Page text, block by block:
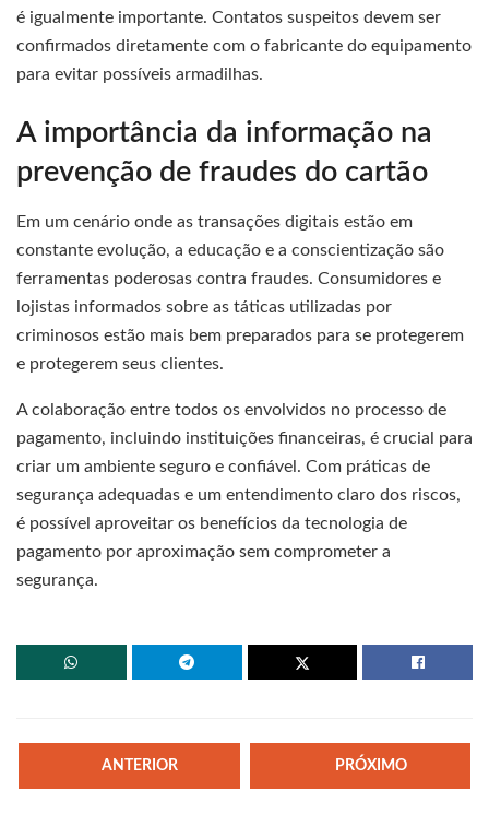
é igualmente importante. Contatos suspeitos devem ser
confirmados diretamente com o fabricante do equipamento
para evitar possíveis armadilhas.
A importância da informação na
prevenção de fraudes do cartão
Em um cenário onde as transações digitais estão em
constante evolução, a educação e a conscientização são
ferramentas poderosas contra fraudes. Consumidores e
lojistas informados sobre as táticas utilizadas por
criminosos estão mais bem preparados para se protegerem
e protegerem seus clientes.
A colaboração entre todos os envolvidos no processo de
pagamento, incluindo instituições financeiras, é crucial para
criar um ambiente seguro e confiável. Com práticas de
segurança adequadas e um entendimento claro dos riscos,
é possível aproveitar os benefícios da tecnologia de
pagamento por aproximação sem comprometer a
segurança.
ANTERIOR PRÓXIMO